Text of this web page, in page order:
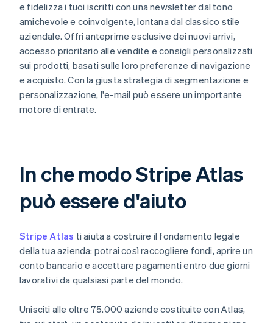
e fidelizza i tuoi iscritti con una newsletter dal tono
amichevole e coinvolgente, lontana dal classico stile
aziendale. Offri anteprime esclusive dei nuovi arrivi,
accesso prioritario alle vendite e consigli personalizzati
sui prodotti, basati sulle loro preferenze di navigazione
e acquisto. Con la giusta strategia di segmentazione e
personalizzazione, l'e-mail può essere un importante
motore di entrate.
In che modo Stripe Atlas
può essere d'aiuto
Stripe Atlas ti aiuta a costruire il fondamento legale
della tua azienda: potrai così raccogliere fondi, aprire un
conto bancario e accettare pagamenti entro due giorni
lavorativi da qualsiasi parte del mondo.
Unisciti alle oltre 75.000 aziende costituite con Atlas,